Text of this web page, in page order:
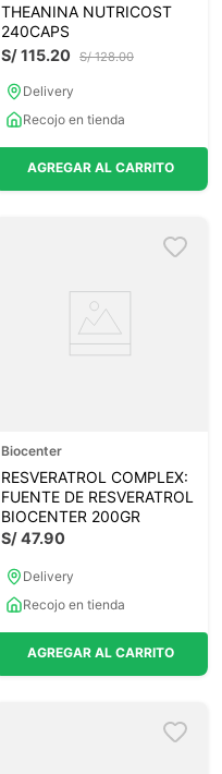
THEANINA NUTRICOST
240CAPS
S/ 128.00
S/115.20
Delivery
Recojo en tienda
AGREGAR AL CARRITO
Biocenter
RESVERATROL COMPLEX:
FUENTE DE RESVERATROL
BIOCENTER 200GR
S/47.90
Delivery
Recojo en tienda
AGREGAR AL CARRITO